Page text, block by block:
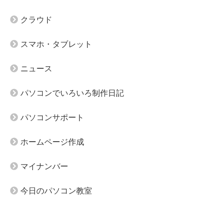
クラウド
スマホ・タブレット
ニュース
パソコンでいろいろ制作日記
パソコンサポート
ホームページ作成
マイナンバー
今日のパソコン教室